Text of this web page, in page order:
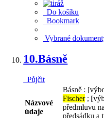
Do košíku
Bookmark
Vybrané
10.Básně
Půjčit
Názvové
údaje
Básně :
Fischer;
předmluvu
předsádku a